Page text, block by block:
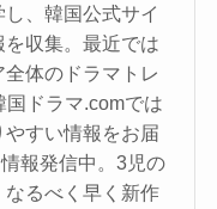
、韓国公式サイ
を収集。最近では
体のドラマトレ
ドラマ.comでは
すい情報をお届
報発信中。3児の
るべく早く新作